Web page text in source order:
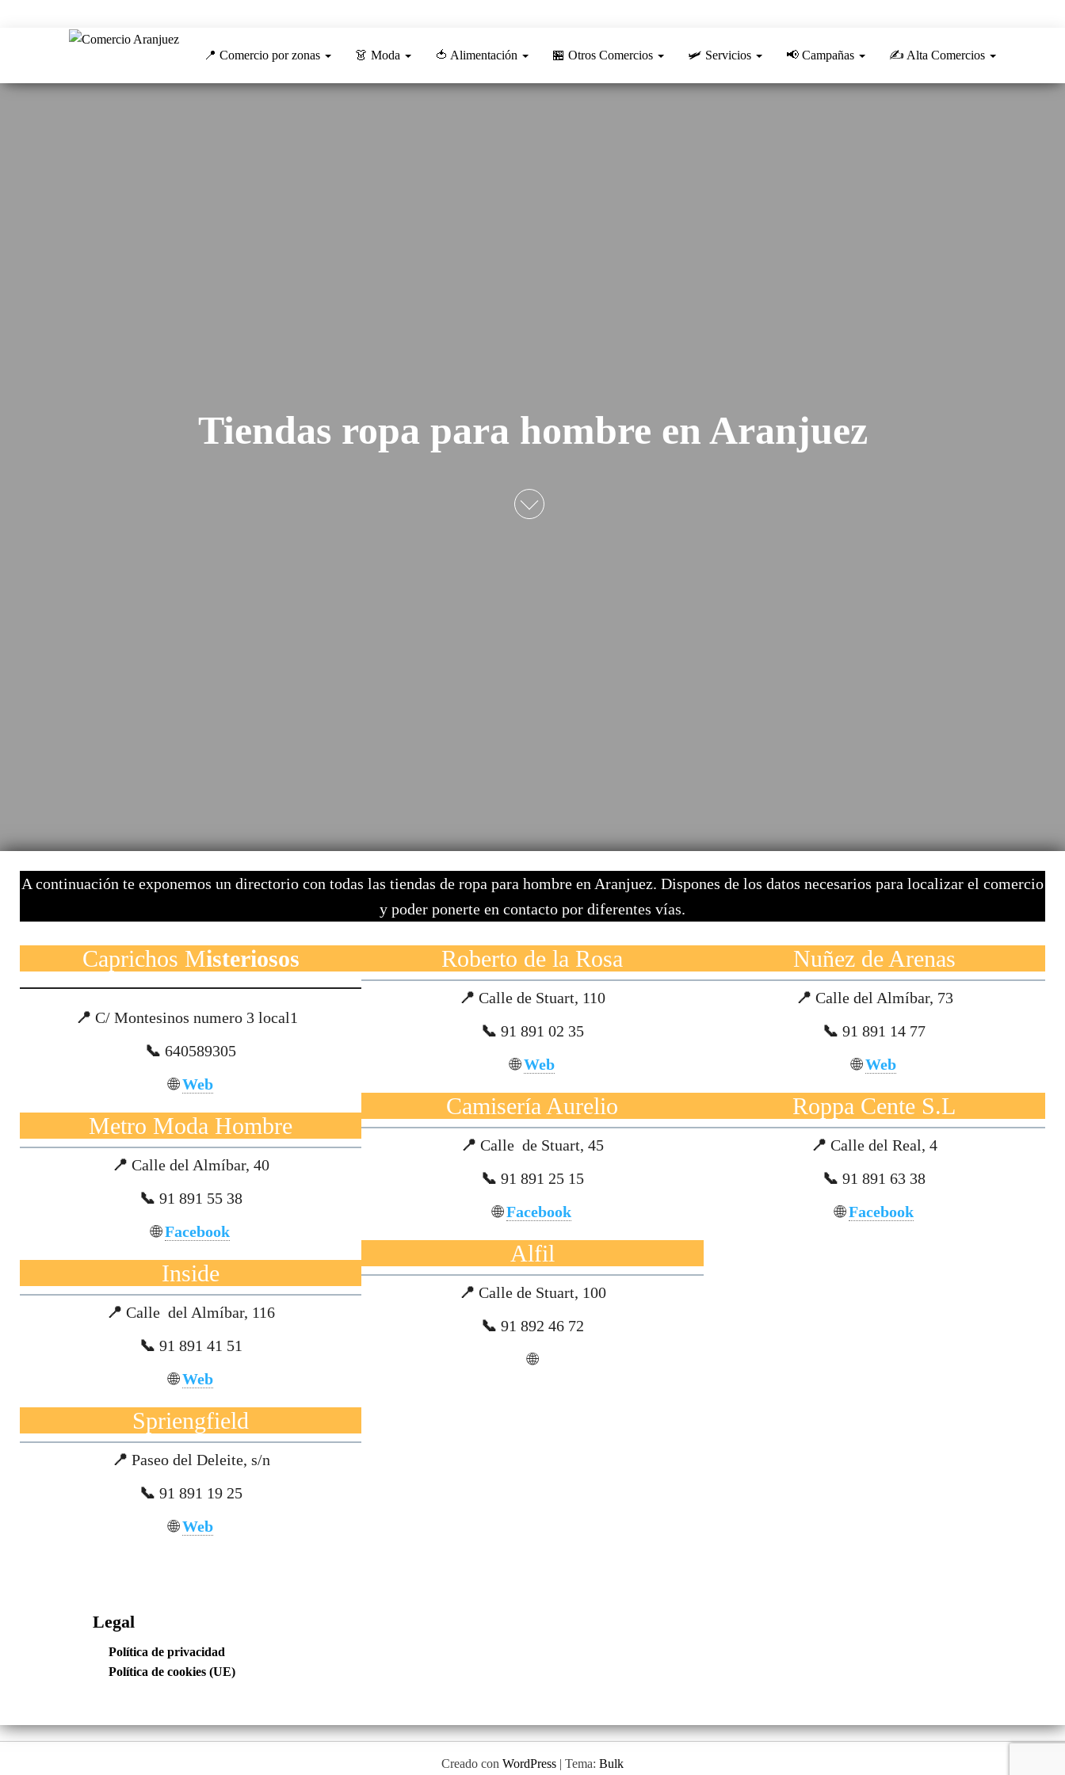
Comercio
Aranjuez
Centro
Comercial
Abierto
📍 Comercio por zonas 👗 Moda 🍅 Alimentación 🏪 Otros Comercios 🛩️ Servicios 📢 Campañas ✍️ Alta Comercios
Tiendas ropa para hombre en Aranjuez
A continuación te exponemos un directorio con todas las tiendas de ropa para hombre en Aranjuez. Dispones de los datos necesarios para localizar el comercio
y poder ponerte en contacto por diferentes vías.
Caprichos Misteriosos
📍 C/ Montesinos numero 3 local1
📞 640589305
🌐Web
Metro Moda Hombre
📍 Calle del Almíbar, 40
📞 91 891 55 38
🌐Facebook
Inside
📍 Calle del Almíbar, 116
📞 91 891 41 51
🌐Web
Spriengfield
📍 Paseo del Deleite, s/n
📞 91 891 19 25
🌐Web
Roberto de la Rosa
📍 Calle de Stuart, 110
📞 91 891 02 35
🌐Web
Camisería Aurelio
📍 Calle de Stuart, 45
📞 91 891 25 15
🌐Facebook
Alfil
📍 Calle de Stuart, 100
📞 91 892 46 72
🌐
Nuñez de Arenas
📍 Calle del Almíbar, 73
📞 91 891 14 77
🌐Web
Roppa Cente S.L
📍 Calle del Real, 4
📞 91 891 63 38
🌐Facebook
Legal
Política de privacidad
Política de cookies (UE)
Creado con WordPress | Tema: Bulk